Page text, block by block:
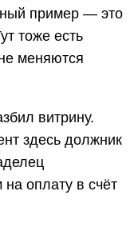
пример — это
тоже есть
меняются
витрину.
здесь должник
оплату в счёт